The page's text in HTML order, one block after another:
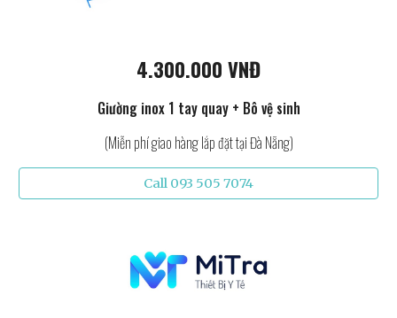
4.300.000 VNĐ
Giường inox 1 tay quay + Bô vệ sinh
(Miễn phí giao hàng lắp đặt tại Đà Nẵng)
Call 093 505 7074